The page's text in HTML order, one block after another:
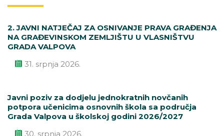
2. JAVNI NATJEČAJ ZA OSNIVANJE PRAVA GRAĐENJA
NA GRAĐEVINSKOM ZEMLJIŠTU U VLASNIŠTVU
GRADA VALPOVA
31. srpnja 2026.
Javni poziv za dodjelu jednokratnih novčanih
potpora učenicima osnovnih škola sa područja
Grada Valpova u školskoj godini 2026/2027
30. srpnja 2026.